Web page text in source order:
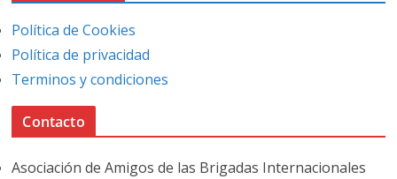
Política de Cookies
Política de privacidad
Terminos y condiciones
Contacto
Asociación de Amigos de las Brigadas Internacionales